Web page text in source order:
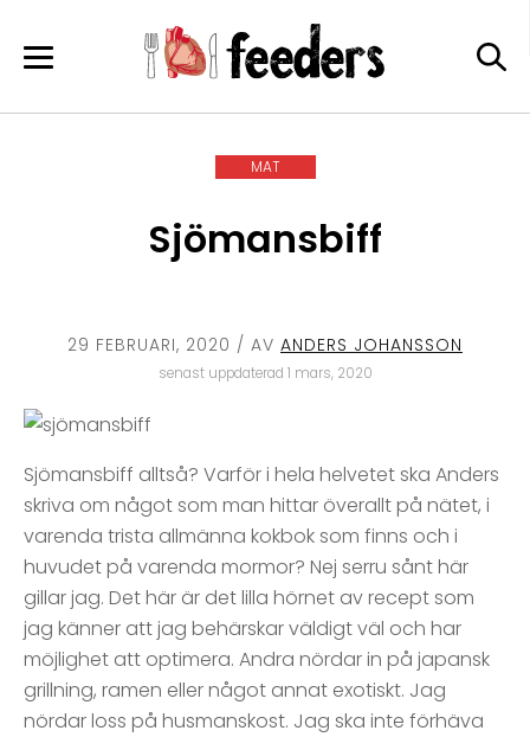
MAT
Sjömansbiff
29 FEBRUARI, 2020 / AV ANDERS JOHANSSON
senast uppdaterad 1 mars, 2020
Sjömansbiff alltså? Varför i hela helvetet ska Anders
skriva om något som man hittar överallt på nätet, i
varenda trista allmänna kokbok som finns och i
huvudet på varenda mormor? Nej serru sånt här
gillar jag. Det här är det lilla hörnet av recept som
jag känner att jag behärskar väldigt väl och har
möjlighet att optimera. Andra nördar in på japansk
grillning, ramen eller något annat exotiskt. Jag
nördar loss på husmanskost. Jag ska inte förhäva